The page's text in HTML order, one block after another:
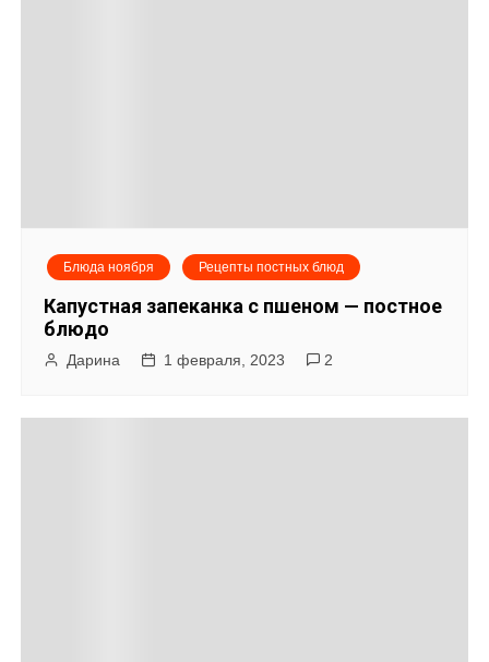
Блюда ноября Рецепты постных блюд
Капустная запеканка с пшеном — постное
блюдо
Дарина 1 февраля, 2023 2